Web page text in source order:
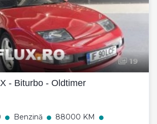
19
- Biturbo - Oldtimer
Benzină
88000 KM